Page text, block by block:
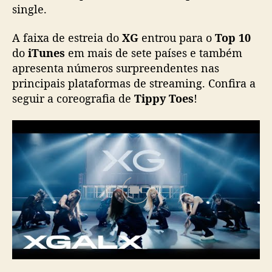
single.
A faixa de estreia do XG entrou para o Top 10
do iTunes em mais de sete países e também
apresenta números surpreendentes nas
principais plataformas de streaming. Confira a
seguir a coreografia de Tippy Toes!